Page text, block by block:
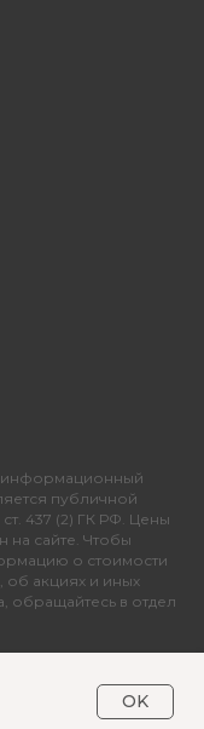
информационный
публичной
437 (2) ГК РФ. Цены
на сайте. Чтобы
о стоимости
об акциях и иных
обращайтесь в отдел
OK